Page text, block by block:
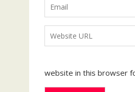
website in this browser